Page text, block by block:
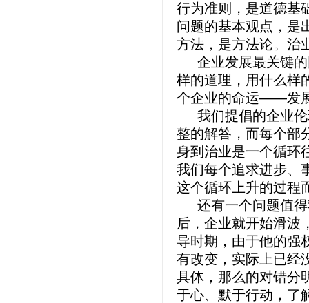
行为准则，是道德基
问题的基本观点，是
方法，是方法论。治
企业发展最关键的
样的道理，用什么样
个企业的命运——发
我们提倡的企业伦
整的解答，而每个部
身到治业是一个循环
我们每个追求进步、
这个循环上升的过程
还有一个问题值得
后，企业就开始滑波
导时期，由于他的强
有改变，实际上已经
具体，那么的对错分
于心、默于行动，了